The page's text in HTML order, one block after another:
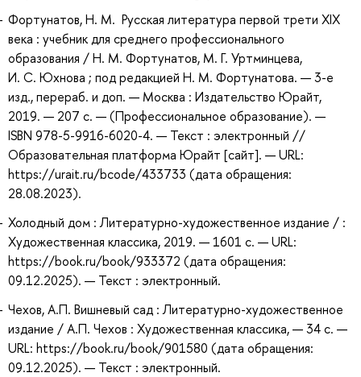
Фортунатов, Н. М. Русская литература первой трети XIX
века : учебник для среднего профессионального
образования / Н. М. Фортунатов, М. Г. Уртминцева,
И. С. Юхнова ; под редакцией Н. М. Фортунатова. — 3-е
изд., перераб. и доп. — Москва : Издательство Юрайт,
2019. — 207 с. — (Профессиональное образование). —
ISBN 978-5-9916-6020-4. — Текст : электронный //
Образовательная платформа Юрайт [сайт]. — URL:
https://urait.ru/bcode/433733 (дата обращения:
28.08.2023).
Холодный дом : Литературно-художественное издание / :
Художественная классика, 2019. — 1601 с. — URL:
https://book.ru/book/933372 (дата обращения:
09.12.2025). — Текст : электронный.
Чехов, А.П. Вишневый сад : Литературно-художественное
издание / А.П. Чехов : Художественная классика, — 34 с. —
URL: https://book.ru/book/901580 (дата обращения:
09.12.2025). — Текст : электронный.